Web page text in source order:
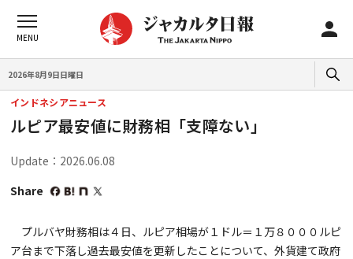
2026年8月9日日曜日
インドネシアニュース
ルピア最安値に財務相「支障ない」
Update：2026.06.08
Share
プルバヤ財務相は４日、ルピア相場が１ドル＝１万８０００ルピ
ア台まで下落し過去最安値を更新したことについて、外貨建て政府